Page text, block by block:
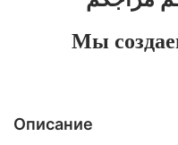
Мы создаем
Описание